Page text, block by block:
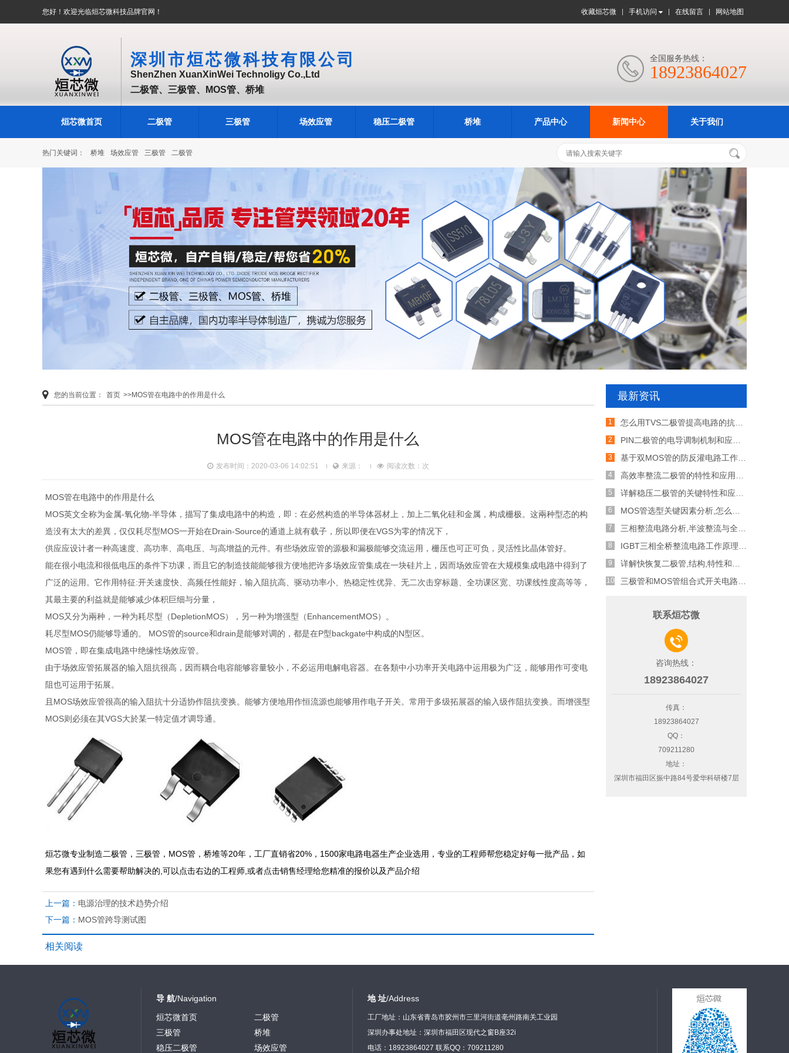
您好！欢迎光临烜芯微科技品牌官网！ 收藏烜芯微 手机访问 在线留言 网站地图
深圳市烜芯微科技有限公司
ShenZhen XuanXinWei Technoligy Co.,Ltd
二极管、三极管、MOS管、桥堆
 全国服务热线：
18923864027
烜芯微首页 二极管 三极管 场效应管 稳压二极管 桥堆 产品中心 新闻中心 关于我们
热门关键词： 桥堆 场效应管 三极管 二极管
您的当前位置： 首页 >>MOS管在电路中的作用是什么
MOS管在电路中的作用是什么
发布时间：2020-03-06 14:02:51 来源： 阅读次数： 次
MOS管在电路中的作用是什么
MOS英文全称为金属-氧化物-半导体，描写了集成电路中的构造，即：在必然构造的半导体器材上，加上二氧化硅和金属，构成栅极。这兩种型态的构
造没有太大的差異，仅仅耗尽型MOS一开始在Drain-Source的通道上就有载子，所以即便在VGS为零的情况下，
供应应设计者一种高速度、高功率、高电压、与高增益的元件。有些场效应管的源极和漏极能够交流运用，栅压也可正可负，灵活性比晶体管好。
能在很小电流和很低电压的条件下功课，而且它的制造技能能够很方便地把许多场效应管集成在一块硅片上，因而场效应管在大规模集成电路中得到了
广泛的运用。它作用特征:开关速度快、高频任性能好，输入阻抗高、驱动功率小、热稳定性优异、无二次击穿标题、全功课区宽、功课线性度高等等，
其最主要的利益就是能够减少体积巨细与分量，
MOS又分为兩种，一种为耗尽型（DepletionMOS），另一种为增强型（EnhancementMOS）。
耗尽型MOS仍能够导通的。 MOS管的source和drain是能够对调的，都是在P型backgate中构成的N型区。
MOS管，即在集成电路中绝缘性场效应管。
由于场效应管拓展器的输入阻抗很高，因而耦合电容能够容量较小，不必运用电解电容器。在各類中小功率开关电路中运用极为广泛，能够用作可变电
阻也可运用于拓展。
且MOS场效应管很高的输入阻抗十分适协作阻抗变换。能够方便地用作恒流源也能够用作电子开关。常用于多级拓展器的输入级作阻抗变换。而增强型
MOS则必须在其VGS大於某一特定值才调导通。
烜芯微专业制造二极管，三极管，MOS管，桥堆等20年，工厂直销省20%，1500家电路电器生产企业选用，专业的工程师帮您稳定好每一批产品，如
果您有遇到什么需要帮助解决的,可以点击右边的工程师,或者点击销售经理给您精准的报价以及产品介绍
上一篇： 电源治理的技术趋势介绍
下一篇： MOS管跨导测试图
相关阅读
最新资讯
怎么用TVS二极管提高电路的抗突波能力
PIN二极管的电导调制机制和应用介绍
基于双MOS管的防反灌电路工作原理介绍
高效率整流二极管的特性和应用介绍
详解稳压二极管的关键特性和应用原理
MOS管选型关键因素分析,怎么选择合适的参数
三相整流电路分析,半波整流与全波整流的工作原理
IGBT三相全桥整流电路工作原理介绍
详解快恢复二极管,结构,特性和应用介绍
三极管和MOS管组合式开关电路分析
联系烜芯微

咨询热线：
18923864027
传真：
18923864027
QQ：
709211280
地址：
深圳市福田区振中路84号爱华科研楼7层
导 航/Navigation
烜芯微首页
二极管
三极管
桥堆
稳压二极管
场效应管
地 址/Address
工厂地址：山东省青岛市胶州市三里河街道亳州路南关工业园
深圳办事处地址：深圳市福田区现代之窗B座32i
电话：18923864027 联系QQ：709211280